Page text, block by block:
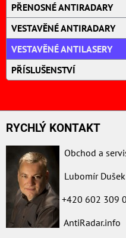
PŘENOSNÉ ANTIRADARY
VESTAVĚNÉ ANTIRADARY
VESTAVĚNÉ ANTILASERY
PŘÍSLUŠENSTVÍ
RYCHLÝ KONTAKT
Obchod a
Lubomír Dušek
+420 602 309
AntiRadar.info